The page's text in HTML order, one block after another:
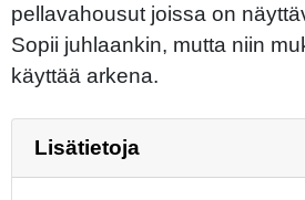
pellavahousut joissa on
Sopii juhlaankin, mutta niin
käyttää arkena.
Lisätietoja